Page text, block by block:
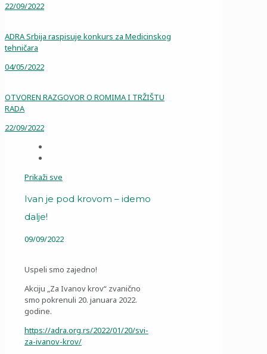
22/09/2022
ADRA Srbija raspisuje konkurs za Medicinskog
tehničara
04/05/2022
OTVOREN RAZGOVOR O ROMIMA I TRŽIŠTU
RADA
22/09/2022
Prikaži sve
Ivan je pod krovom – idemo
dalje!
09/09/2022
Uspeli smo zajedno!
Akciju „Za Ivanov krov“ zvanično
smo pokrenuli 20. januara 2022.
godine.
https://adra.org.rs/2022/01/20/svi-
za-ivanov-krov/